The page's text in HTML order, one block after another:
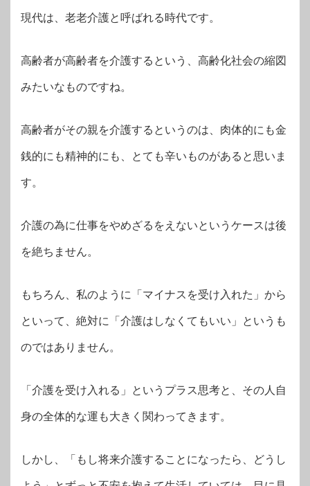
現代は、老老介護と呼ばれる時代です。
高齢者が高齢者を介護するという、高齢化社会の縮図
みたいなものですね。
高齢者がその親を介護するというのは、肉体的にも金
銭的にも精神的にも、とても辛いものがあると思いま
す。
介護の為に仕事をやめざるをえないというケースは後
を絶ちません。
もちろん、私のように「マイナスを受け入れた」から
といって、絶対に「介護はしなくてもいい」というも
のではありません。
「介護を受け入れる」というプラス思考と、その人自
身の全体的な運も大きく関わってきます。
しかし、「もし将来介護することになったら、どうし